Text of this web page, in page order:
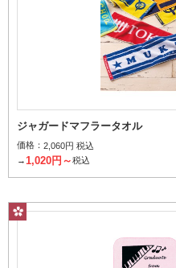
ジャガード（2色毛違い）
パイルの上げ下げでデザインを表現
フルスペースプリント
ジャガードマフラータオル
価格： 2,060円 税込
→ 1,020円～税込